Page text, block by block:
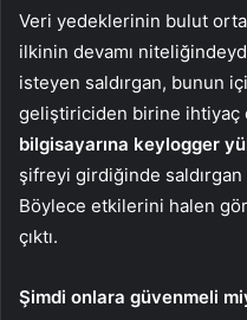
Veri yedeklerinin bulut
ilkinin devamı
isteyen saldırgan, bunun
geliştiriciden birine ihtiyaç
bilgisayarına keylogger
şifreyi girdiğinde
Böylece etkilerini halen
çıktı.
Şimdi onlara güvenmeli